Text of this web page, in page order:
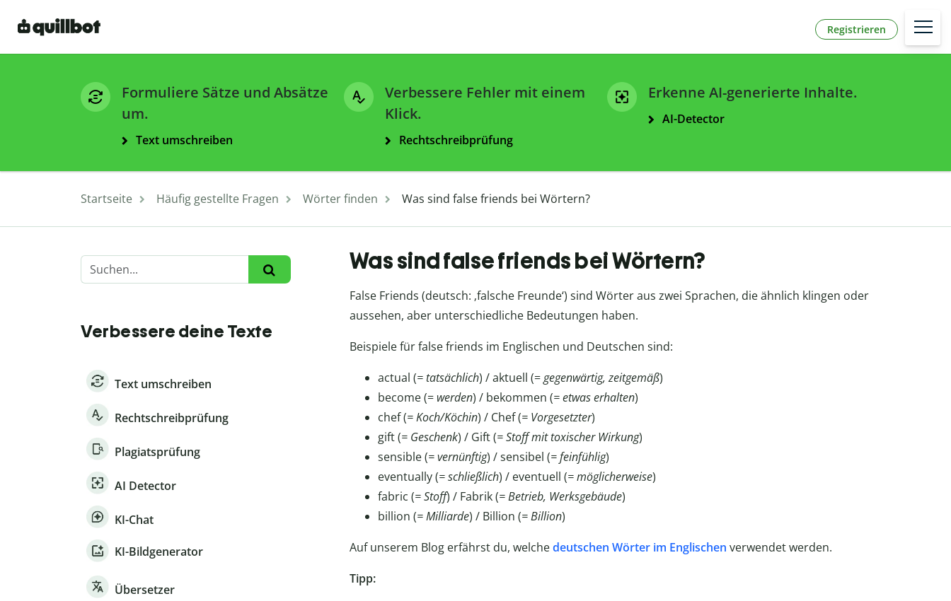
Registrieren
Formuliere Sätze und Absätze
um.
Text umschreiben
Verbessere Fehler mit einem
Klick.
Rechtschreibprüfung
Erkenne AI-generierte Inhalte.
AI-Detector
Startseite Häufig gestellte Fragen Wörter finden Was sind false friends bei Wörtern?
Verbessere deine Texte
Text umschreiben
Rechtschreibprüfung
Plagiatsprüfung
AI Detector
KI-Chat
KI-Bildgenerator
Übersetzer
Was sind false friends bei Wörtern?
False Friends (deutsch: ‚falsche Freunde‘) sind Wörter aus zwei Sprachen, die ähnlich klingen oder
aussehen, aber unterschiedliche Bedeutungen haben.
Beispiele für false friends im Englischen und Deutschen sind:
actual (= tatsächlich) / aktuell (=gegenwärtig, zeitgemäß)
become (= werden) / bekommen (= etwas erhalten)
chef (= Koch/Köchin) / Chef (= Vorgesetzter)
gift (= Geschenk) / Gift (=Stoff mit toxischer Wirkung)
sensible (= vernünftig) / sensibel (= feinfühlig)
eventually (= schließlich) / eventuell (= möglicherweise)
fabric (= Stoff) / Fabrik (= Betrieb, Werksgebäude)
billion (= Milliarde) / Billion (= Billion)
Auf unserem Blog erfährst du, welchedeutschen Wörter im Englischen verwendet werden.
Tipp: